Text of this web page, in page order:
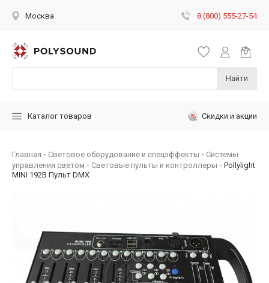
Москва 8 (800) 555-27-54
Найти
Каталог товаров Скидки и акции
Главная Световое оборудование и спецэффекты
Системы
управления светом
Световые пульты и контроллеры
Pollylight
MINI 192B Пульт DMX